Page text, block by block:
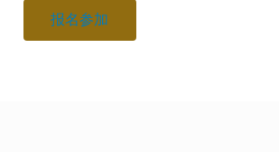
报名参加